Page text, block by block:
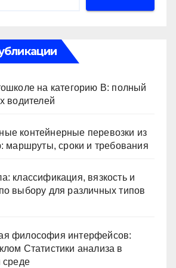
на категорию В: полный
водителей
контейнерные перевозки из
маршруты, сроки и требования
классификация, вязкость и
выбору для различных типов
философия интерфейсов:
Статистики анализа в
среде